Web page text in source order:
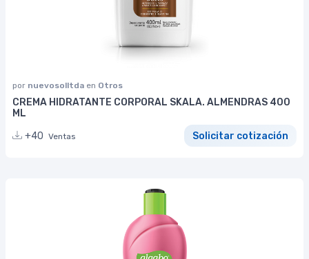
por nuevosolltda en Otros
CREMA HIDRATANTE CORPORAL SKALA. ALMENDRAS 400
ML
+40 Ventas Solicitar cotización